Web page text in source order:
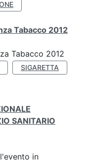
Tabacco 2012
Tabacco 2012
SIGARETTA
SANITARIO
in